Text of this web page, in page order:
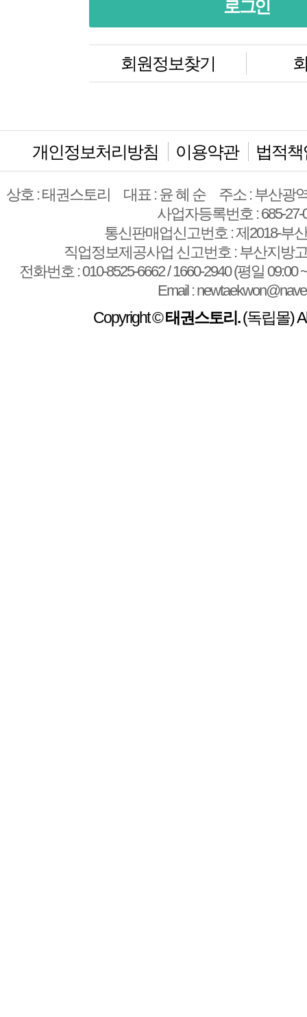
회원정보찾기
개인정보처리방침 이용약관 법적
상호 : 태권스토리 대표 : 윤 혜 순
주소 : 부산광
사업자등록번호 : 685-27-
통신판매업신고번호 : 제2018-부
직업정보제공사업 신고번호 : 부산지방
전화번호 : 010-8525-6662 / 1660-2940 (평일 09:00
Email :
Copyright ©태권스토리.(독립몰)